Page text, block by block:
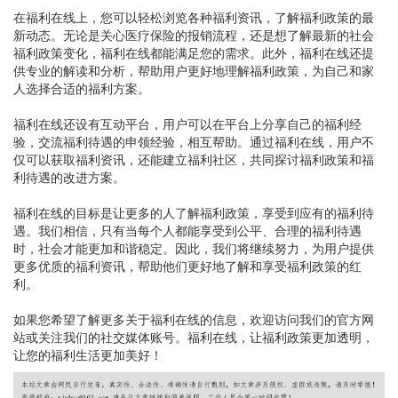
在福利在线上，您可以轻松浏览各种福利资讯，了解福利政策的最
新动态。无论是关心医疗保险的报销流程，还是想了解最新的社会
福利政策变化，福利在线都能满足您的需求。此外，福利在线还提
供专业的解读和分析，帮助用户更好地理解福利政策，为自己和家
人选择合适的福利方案。
福利在线还设有互动平台，用户可以在平台上分享自己的福利经
验，交流福利待遇的申领经验，相互帮助。通过福利在线，用户不
仅可以获取福利资讯，还能建立福利社区，共同探讨福利政策和福
利待遇的改进方案。
福利在线的目标是让更多的人了解福利政策，享受到应有的福利待
遇。我们相信，只有当每个人都能享受到公平、合理的福利待遇
时，社会才能更加和谐稳定。因此，我们将继续努力，为用户提供
更多优质的福利资讯，帮助他们更好地了解和享受福利政策的红
利。
如果您希望了解更多关于福利在线的信息，欢迎访问我们的官方网
站或关注我们的社交媒体账号。福利在线，让福利政策更加透明，
让您的福利生活更加美好！